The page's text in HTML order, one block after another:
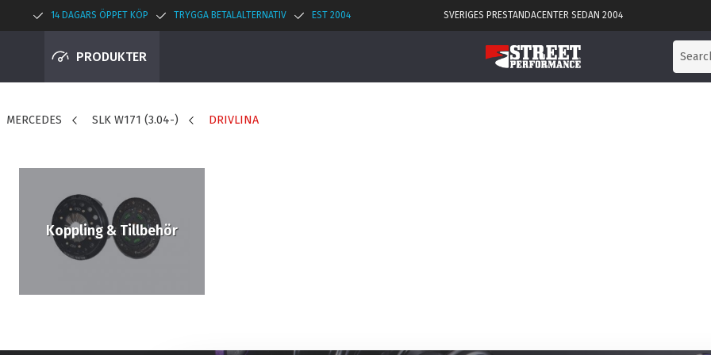
14 DAGARS ÖPPET KÖP TRYGGA BETALALTERNATIV EST 2004 SVERIGES PRESTANDACENTER SEDAN 2004
PRODUKTER
MERCEDES SLK W171 (3.04-) DRIVLINA
Koppling & Tillbehör